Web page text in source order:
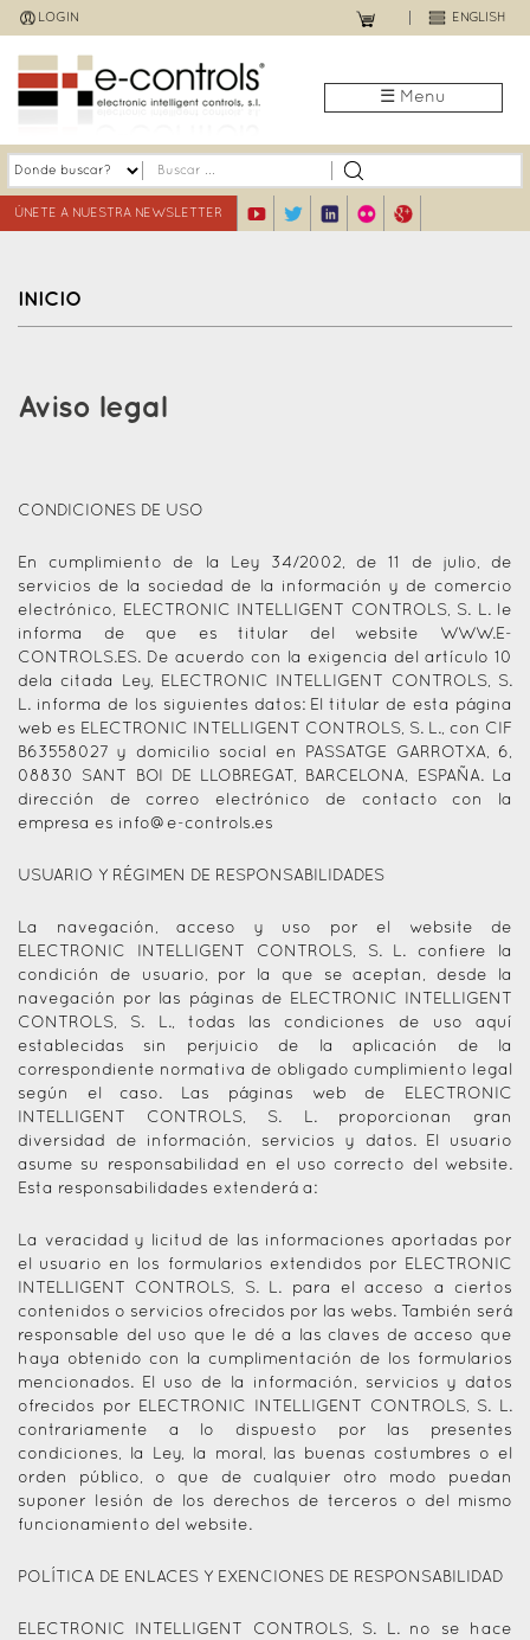
Jump
to
navigation
LOGIN ENGLISH
☰ Menu
ÚNETE A NUESTRA NEWSLETTER
INICIO
top
Aviso legal
CONDICIONES DE USO
En cumplimiento de la Ley 34/2002, de 11 de julio, de
servicios de la sociedad de la información y de comercio
electrónico, ELECTRONIC INTELLIGENT CONTROLS, S. L. le
informa de que es titular del website WWW.E-
CONTROLS.ES. De acuerdo con la exigencia del artículo 10
dela citada Ley, ELECTRONIC INTELLIGENT CONTROLS, S.
L. informa de los siguientes datos: El titular de esta página
web es ELECTRONIC INTELLIGENT CONTROLS, S. L., con CIF
B63558027 y domicilio social en PASSATGE GARROTXA, 6,
08830 SANT BOI DE LLOBREGAT, BARCELONA, ESPAÑA. La
dirección de correo electrónico de contacto con la
empresa es info@e-controls.es
USUARIO Y RÉGIMEN DE RESPONSABILIDADES
La navegación, acceso y uso por el website de
ELECTRONIC INTELLIGENT CONTROLS, S. L. confiere la
condición de usuario, por la que se aceptan, desde la
navegación por las páginas de ELECTRONIC INTELLIGENT
CONTROLS, S. L., todas las condiciones de uso aquí
establecidas sin perjuicio de la aplicación de la
correspondiente normativa de obligado cumplimiento legal
según el caso. Las páginas web de ELECTRONIC
INTELLIGENT CONTROLS, S. L. proporcionan gran
diversidad de información, servicios y datos. El usuario
asume su responsabilidad en el uso correcto del website.
Esta responsabilidades extenderá a:
La veracidad y licitud de las informaciones aportadas por
el usuario en los formularios extendidos por ELECTRONIC
INTELLIGENT CONTROLS, S. L. para el acceso a ciertos
contenidos o servicios ofrecidos por las webs. También será
responsable del uso que le dé a las claves de acceso que
haya obtenido con la cumplimentación de los formularios
mencionados. El uso de la información, servicios y datos
ofrecidos por ELECTRONIC INTELLIGENT CONTROLS, S. L.
contrariamente a lo dispuesto por las presentes
condiciones, la Ley, la moral, las buenas costumbres o el
orden público, o que de cualquier otro modo puedan
suponer lesión de los derechos de terceros o del mismo
funcionamiento del website.
POLÍTICA DE ENLACES Y EXENCIONES DE RESPONSABILIDAD
ELECTRONIC INTELLIGENT CONTROLS, S. L. no se hace